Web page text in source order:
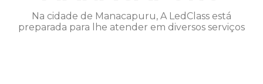
Na cidade de Manacapuru, A LedClass está
preparada para lhe atender em diversos serviços